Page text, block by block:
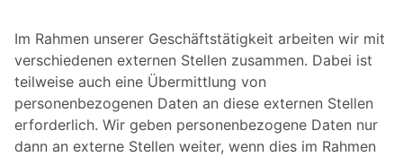
Im Rahmen unserer Geschäftstätigkeit arbeiten wir mit
verschiedenen externen Stellen zusammen. Dabei ist
teilweise auch eine Übermittlung von
personenbezogenen Daten an diese externen Stellen
erforderlich. Wir geben personenbezogene Daten nur
dann an externe Stellen weiter, wenn dies im Rahmen